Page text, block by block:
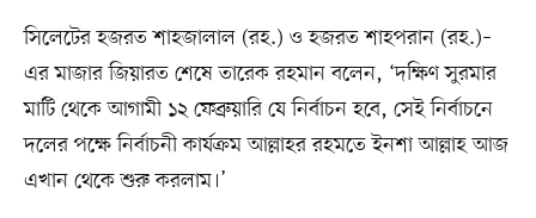
সিলেটের হজরত শাহজালাল (রহ.) ও হজরত শাহপরান (রহ.)–
এর মাজার জিয়ারত শেষে তারেক রহমান বলেন, ‘দক্ষিণ সুরমার
মাটি থেকে আগামী ১২ ফেব্রুয়ারি যে নির্বাচন হবে, সেই নির্বাচনে
দলের পক্ষে নির্বাচনী কার্যক্রম আল্লাহর রহমতে ইনশা আল্লাহ আজ
এখান থেকে শুরু করলাম।’